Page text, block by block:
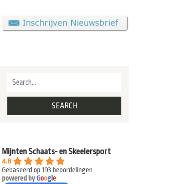
Mijnten Schaats- en Skeelersport
4.8
Gebaseerd op 193 beoordelingen
powered byGoogle